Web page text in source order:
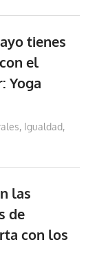
tienes
el
Yoga
, Igualdad,
las
de
con los